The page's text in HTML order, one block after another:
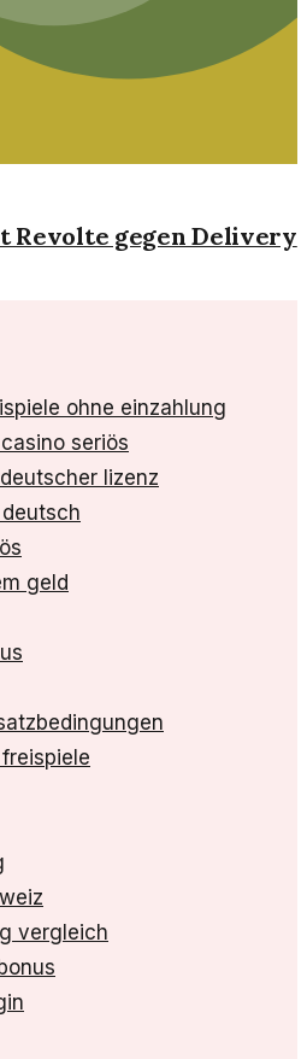
Revolte gegen Delivery
ohne einzahlung
seriös
lizenz
geld
vergleich